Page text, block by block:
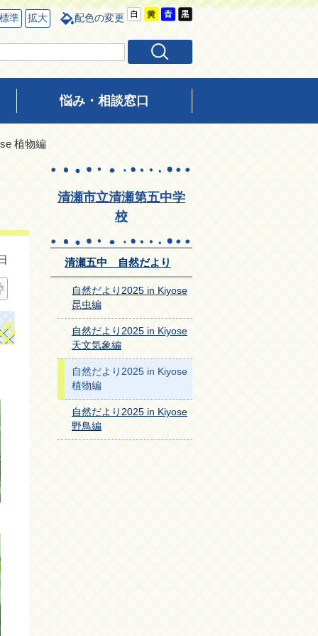
標準 拡大 配色の変更
悩み・相談窓口
植物編
清瀬市立清瀬第五中学
校
清瀬五中 自然だより
自然だより2025 in Kiyose
昆虫編
自然だより2025 in Kiyose
天文気象編
自然だより2025 in Kiyose
植物編
自然だより2025 in Kiyose
野鳥編